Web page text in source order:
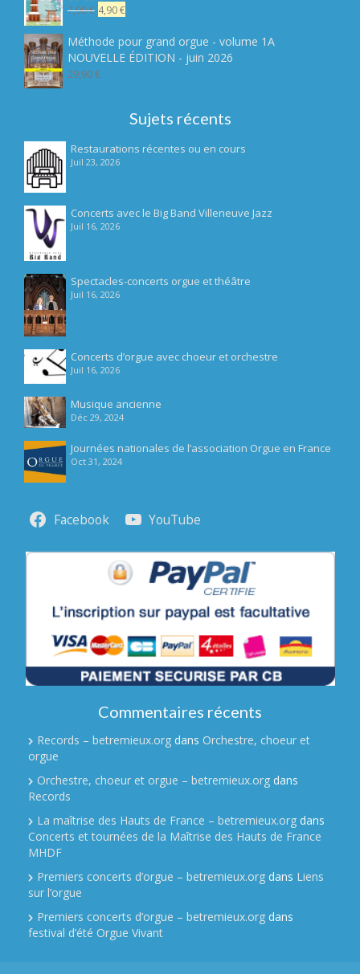
Notesur
5
7,90€ Le
initial
était :
7,90 €.
4,90€Le
actuel
est :
Méthode pour grand orgue - volume 1A
NOUVELLE ÉDITION - juin 2026
29,90€
Sujets récents
Restaurations récentes ou en cours
Juil 23, 2026
Concerts avec le Big Band Villeneuve Jazz
Juil 16, 2026
Spectacles-concerts orgue et théâtre
Juil 16, 2026
Concerts d’orgue avec choeur et orchestre
Juil 16, 2026
Musique ancienne
Déc 29, 2024
Journées nationales de l’association Orgue en France
Oct 31, 2024
Facebook YouTube
Commentaires récents
Records – betremieux.org dans Orchestre, choeur et
orgue
Orchestre, choeur et orgue – betremieux.org dans
Records
La maîtrise des Hauts de France – betremieux.org dans
Concerts et tournées de la Maîtrise des Hauts de France
MHDF
Premiers concerts d’orgue – betremieux.org dans Liens
sur l’orgue
Premiers concerts d’orgue – betremieux.org dans
festival d’été Orgue Vivant